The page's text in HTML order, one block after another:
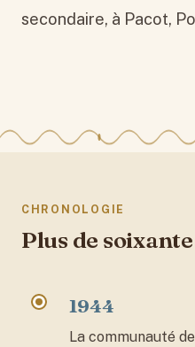
secondaire, à Pacot,
CHRONOLOGIE
Plus de
1944
La communauté